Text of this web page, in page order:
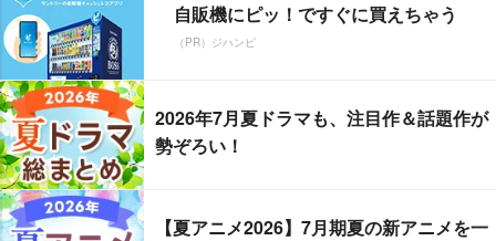
自販機にピッ！ですぐに買えちゃう
（PR）ジハンピ
2026年7月夏ドラマも、注目作＆話題作が
勢ぞろい！
【夏アニメ2026】7月期夏の新アニメを一